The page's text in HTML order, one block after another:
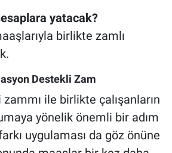
yatacak?
birlikte zamlı
Destekli Zam
ile birlikte çalışanların
yönelik önemli bir adım
uygulaması da göz önüne